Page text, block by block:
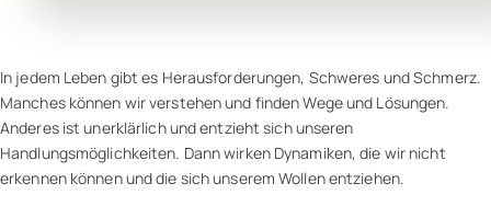
In jedem Leben gibt es Herausforderungen, Schweres und Schmerz.
Manches können wir verstehen und finden Wege und Lösungen.
Anderes ist unerklärlich und entzieht sich unseren
Handlungsmöglichkeiten. Dann wirken Dynamiken, die wir nicht
erkennen können und die sich unserem Wollen entziehen.